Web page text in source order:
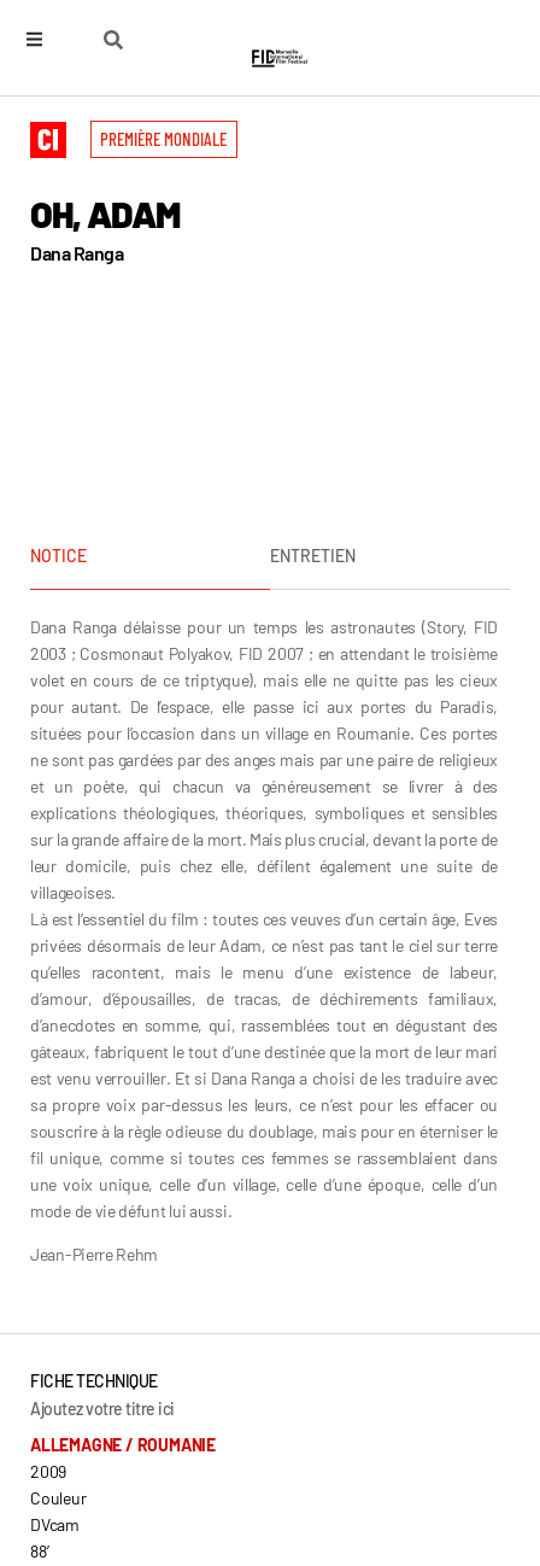
PREMIÈRE MONDIALE
OH, ADAM
Dana Ranga
NOTICE ENTRETIEN
Dana Ranga délaisse pour un temps les astronautes (Story, FID
2003 ; Cosmonaut Polyakov, FID 2007 ; en attendant le troisième
volet en cours de ce triptyque), mais elle ne quitte pas les cieux
pour autant. De l’espace, elle passe ici aux portes du Paradis,
situées pour l’occasion dans un village en Roumanie. Ces portes
ne sont pas gardées par des anges mais par une paire de religieux
et un poète, qui chacun va généreusement se livrer à des
explications théologiques, théoriques, symboliques et sensibles
sur la grande affaire de la mort. Mais plus crucial, devant la porte de
leur domicile, puis chez elle, défilent également une suite de
villageoises.
Là est l’essentiel du film : toutes ces veuves d’un certain âge, Eves
privées désormais de leur Adam, ce n’est pas tant le ciel sur terre
qu’elles racontent, mais le menu d’une existence de labeur,
d’amour, d’épousailles, de tracas, de déchirements familiaux,
d’anecdotes en somme, qui, rassemblées tout en dégustant des
gâteaux, fabriquent le tout d’une destinée que la mort de leur mari
est venu verrouiller. Et si Dana Ranga a choisi de les traduire avec
sa propre voix par-dessus les leurs, ce n’est pour les effacer ou
souscrire à la règle odieuse du doublage, mais pour en éterniser le
fil unique, comme si toutes ces femmes se rassemblaient dans
une voix unique, celle d’un village, celle d’une époque, celle d’un
mode de vie défunt lui aussi.
Jean-Pierre Rehm
FICHE TECHNIQUE
Ajoutez votre titre ici
ALLEMAGNE / ROUMANIE
2009
Couleur
DVcam
88’